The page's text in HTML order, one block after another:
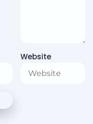
Website